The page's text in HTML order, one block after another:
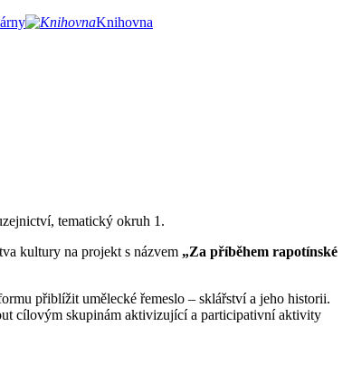
Knihovna
tematický okruh 1.
kultury na projekt s názvem „Za příběhem rapotínské
přiblížit umělecké řemeslo – sklářství a jeho historii.
cílovým skupinám aktivizující a participativní aktivity